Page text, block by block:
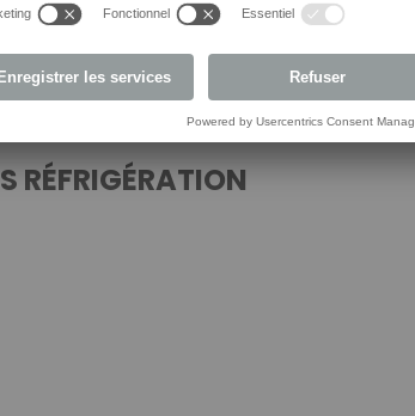
RÉFRIGÉRATION